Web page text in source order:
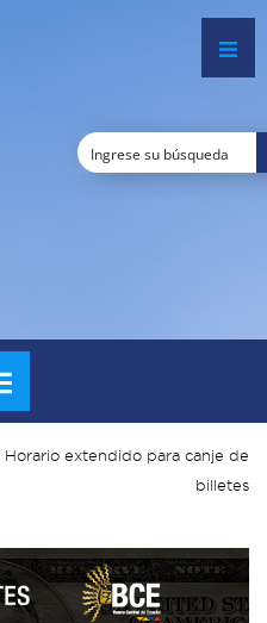
Horario extendido para canje de
billetes